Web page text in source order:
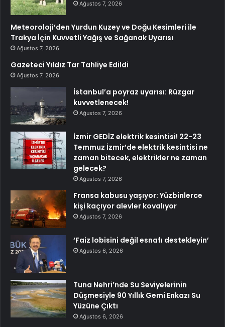
Ağustos 7, 2026
Meteoroloji’den Yurdun Kuzey ve Doğu Kesimleri ile
Trakya İçin Kuvvetli Yağış ve Sağanak Uyarısı
Ağustos 7, 2026
Gazeteci Yıldız Tar Tahliye Edildi
Ağustos 7, 2026
İstanbul’a poyraz uyarısı: Rüzgar
kuvvetlenecek!
Ağustos 7, 2026
İzmir GEDİZ elektrik kesintisi! 22-23
Temmuz İzmir’de elektrik kesintisi ne
zaman bitecek, elektrikler ne zaman
gelecek?
Ağustos 7, 2026
Fransa kabusu yaşıyor: Yüzbinlerce
kişi kaçıyor alevler kovalıyor
Ağustos 7, 2026
‘Faiz lobisini değil esnafı destekleyin’
Ağustos 6, 2026
Tuna Nehri’nde Su Seviyelerinin
Düşmesiyle 90 Yıllık Gemi Enkazı Su
Yüzüne Çıktı
Ağustos 6, 2026